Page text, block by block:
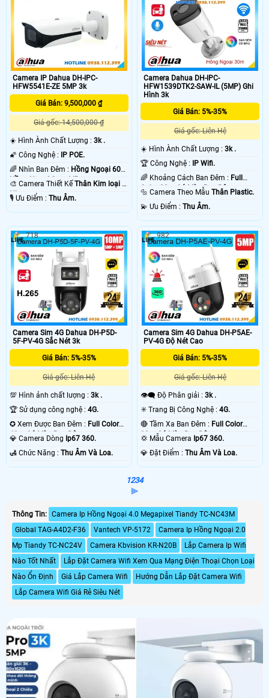
Camera IP Dahua DH-IPC-
HFW5541E-ZE 5MP 3k
Giá Bán: 9,500,000 ₫
Giá gốc: 14,500,000 ₫
☀️ Hình Ành Chất Lượng : 3k .
🌠 Công Nghệ :
IP POE.
🌈 Nhìn Ban Đêm : Hồng Ngoại 60m
Hồng Ngoại Smart IR.
🎨 Camera Thiết Kế Thân Kim loại +
Nhựa.
️🎙 Ưu Điểm : Thu Âm.
Camera Dahua DH-IPC-
HFW1539DTK2-SAW-IL (5MP) Ghi
Hình 3k
Giá Bán: 5%-35%
Giá gốc: Liên Hệ
☀️ Hình Ành Chất Lượng :3k .
🏆 Công Nghệ :
IP Wifi.
🌈 Khoảng Cách Ban Đêm : Full
Color 30m Có Màu Ban Ðêm.
🔩 Camera Theo MẫuThân Plastic.
️💫 Ưu Điểm :Thu Âm.
Camera Sim 4G Dahua DH-P5D-
5F-PV-4G Sắc Nét 3k
Giá Bán: 5%-35%
Giá gốc: Liên Hệ
💯 Hình ảnh chất lượng : 3k .
🏆 Sử dụng công nghệ : 4G.
✪ Xem Được Ban Đêm : Full Color
40m Có Màu Ban Ðêm.
💎 Camera Dòng Ip67 360.
️🛃 Chức Năng : Thu Âm Và Loa.
718
Camera Sim 4G Dahua DH-P5AE-
PV-4G Độ Nét Cao
Giá Bán: 5%-35%
Giá gốc: Liên Hệ
👁️‍🗨 Độ Phân giải :3k .
✳️ Trang Bị Công Nghệ :4G.
🔴 Tầm Xa Ban Đêm : Full Color
30m Có Màu Ban Ðêm.
💢 Mẫu Camera Ip67 360.
️💎 Đặt Điểm :Thu Âm Và Loa.
982
1234
⫸
Thông Tin: Camera Ip Hồng Ngoại 4.0 Megapixel Tiandy TC-NC43M
Global TAG-A4D2-F36
Vantech VP-5172
Camera Ip Hồng Ngoại 2.0
Mp Tiandy TC-NC24V
Camera Kbvision KR-N20B
Lắp Camera Ip Wifi
Nào Tốt Nhất
Lắp Đặt Camera Wifi Xem Qua Mạng Điện Thoại Chọn Loại
Nào Ổn Định
Giá Lắp Camera Wifi
Hướng Dẫn Lắp Đặt Camera Wifi
Lắp Camera Wifi Giá Rẻ Siêu Nét